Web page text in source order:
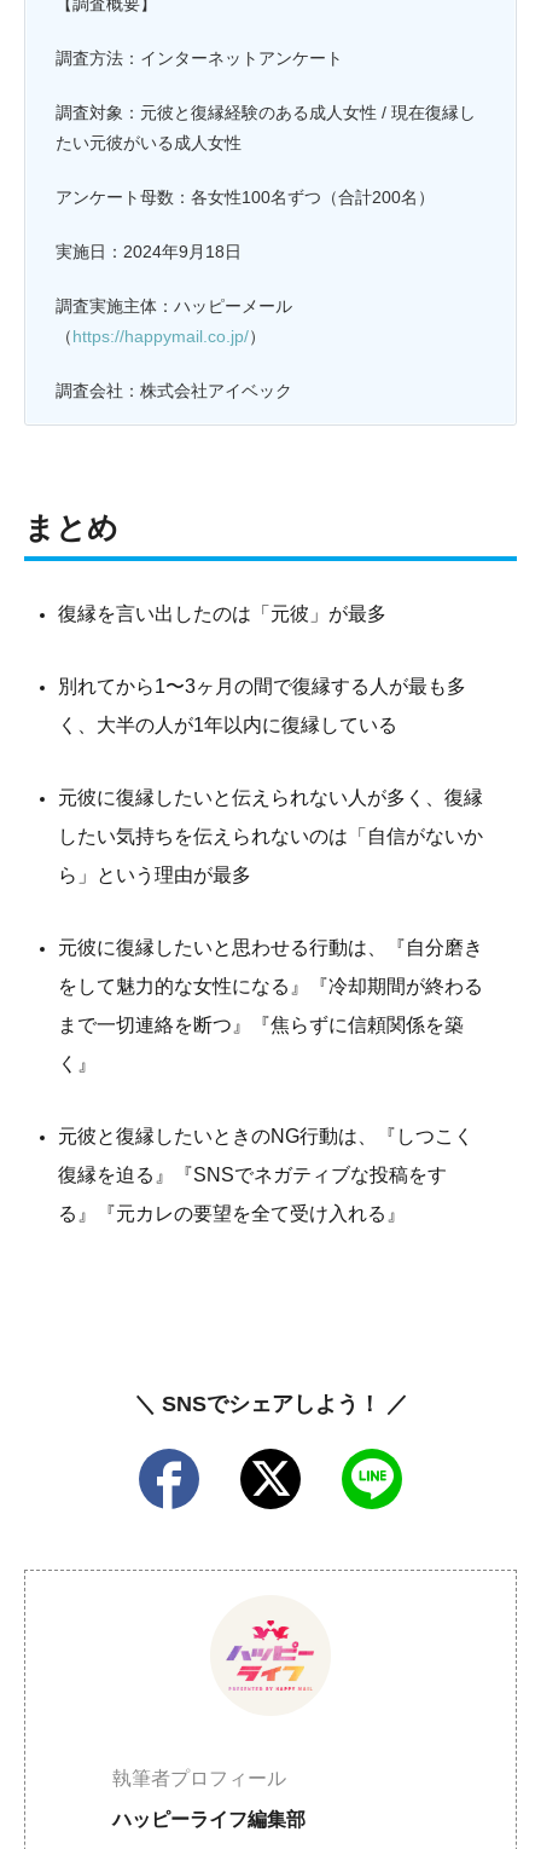
調査方法：インターネットアンケート
調査対象：元彼と復縁経験のある成人女性 / 現在復縁し
たい元彼がいる成人女性
アンケート母数：各女性100名ずつ（合計200名）
実施日：2024年9月18日
調査実施主体：ハッピーメール
（https://happymail.co.jp/）
調査会社：株式会社アイベック
まとめ
復縁を言い出したのは「元彼」が最多
別れてから1〜3ヶ月の間で復縁する人が最も多
く、大半の人が1年以内に復縁している
元彼に復縁したいと伝えられない人が多く、復縁
したい気持ちを伝えられないのは「自信がないか
ら」という理由が最多
元彼に復縁したいと思わせる行動は、『自分磨き
をして魅力的な女性になる』『冷却期間が終わる
まで一切連絡を断つ』『焦らずに信頼関係を築
く』
元彼と復縁したいときのNG行動は、『しつこく
復縁を迫る』『SNSでネガティブな投稿をす
る』『元カレの要望を全て受け入れる』
＼ SNSでシェアしよう！ ／
執筆者プロフィール
ハッピーライフ編集部